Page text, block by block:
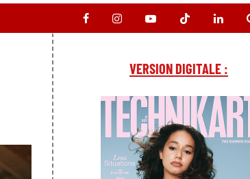
VERSION DIGITALE :